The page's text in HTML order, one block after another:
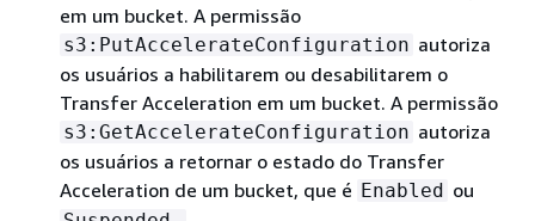
em um bucket. A permissão
s3:PutAccelerateConfiguration autoriza
os usuários a habilitarem ou desabilitarem o
Transfer Acceleration em um bucket. A permissão
s3:GetAccelerateConfiguration autoriza
os usuários a retornar o estado do Transfer
Acceleration de um bucket, que é Enabled ou